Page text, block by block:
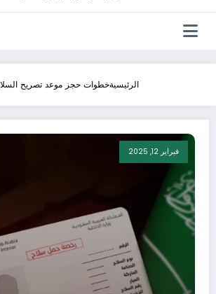
الرئيسيةخطوات حجز موعد تصريح
فبراير 12, 2025